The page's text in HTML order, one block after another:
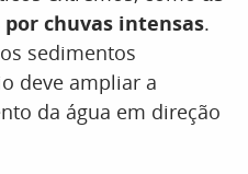
chuvas intensas.
sedimentos
deve ampliar a
da água em direção